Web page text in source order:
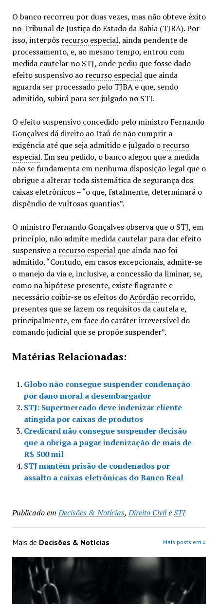
O banco recorreu por duas vezes, mas não obteve êxito
no Tribunal de Justiça do Estado da Bahia (TJBA). Por
isso, interpôs recurso especial, ainda pendente de
processamento, e, ao mesmo tempo, entrou com
medida cautelar no STJ, onde pediu que fosse dado
efeito suspensivo ao recurso especialque ainda
aguarda ser processado pelo TJBA e que, sendo
admitido, subirá para ser julgado no STJ.
O efeito suspensivo concedido pelo ministro Fernando
Gonçalves dá direito ao Itaú de não cumprir a
exigência até que seja admitido e julgado o recurso
especial. Em seu pedido, o banco alegou que a medida
não se fundamenta em nenhuma disposição legal que o
obrigue a alterar toda sistemática de segurança dos
caixas eletrônicos – “o que, fatalmente, determinará o
dispêndio de vultosas quantias”.
O ministro Fernando Gonçalves observa que o STJ, em
princípio, não admite medida cautelar para dar efeito
suspensivo a recurso especialque ainda não foi
admitido. “Contudo, em casos excepcionais, admite-se
o manejo da via e, inclusive, a concessão da liminar, se,
como na hipótese presente, existe flagrante e
necessário coibir-se os efeitos doAcórdãorecorrido,
presentes que se fazem os requisitos da cautela e,
principalmente, em face do caráter irreversível do
comando judicial que se propõe suspender”.
Matérias Relacionadas:
Globo não consegue suspender condenação
por dano moral a desembargador
STJ: Supermercado deve indenizar cliente
atingida por caixas de produtos
Credicard não consegue suspender decisão
que a obriga a pagar indenização de mais de
R$ 500 mil
STJ mantém prisão de condenados por
assalto a caixas eletrônicas do Banco Real
Publicado em Decisões & Notícias,Direito CivileSTJ
Mais de Decisões & Notícias Mais posts em »